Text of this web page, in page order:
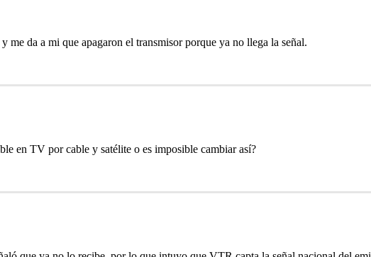
da a mi que apagaron el transmisor porque ya no llega la señal.
en TV por cable y satélite o es imposible cambiar así?